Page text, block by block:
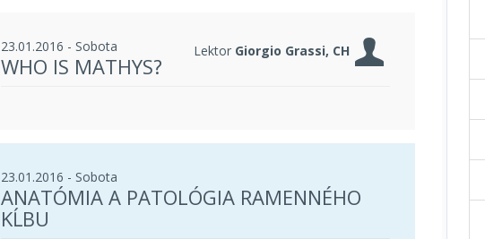
23.01.2016 - Sobota Lektor Giorgio Grassi, CH
WHO IS MATHYS?
23.01.2016 - Sobota
ANATÓMIA A PATOLÓGIA RAMENNÉHO
KĹBU